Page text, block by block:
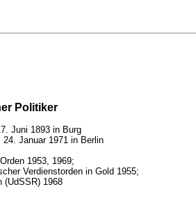
Politiker
Juni 1893 in Burg
24. Januar 1971 in Berlin
1953, 1969;
Verdienstorden in Gold 1955;
(UdSSR) 1968